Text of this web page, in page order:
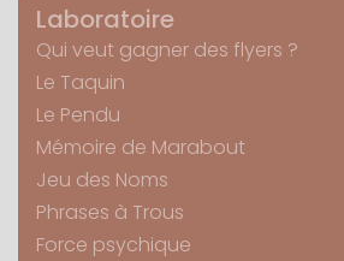
Laboratoire
Qui veut gagner des flyers ?
Le Taquin
Le Pendu
Mémoire de Marabout
Jeu des Noms
Phrases à Trous
Force psychique